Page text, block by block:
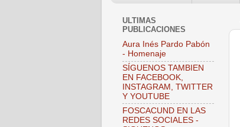
ULTIMAS
PUBLICACIONES
Aura Inés Pardo Pabón
- Homenaje
SÍGUENOS TAMBIEN
EN FACEBOOK,
INSTAGRAM, TWITTER
Y YOUTUBE
FOSCACUND EN LAS
REDES SOCIALES -